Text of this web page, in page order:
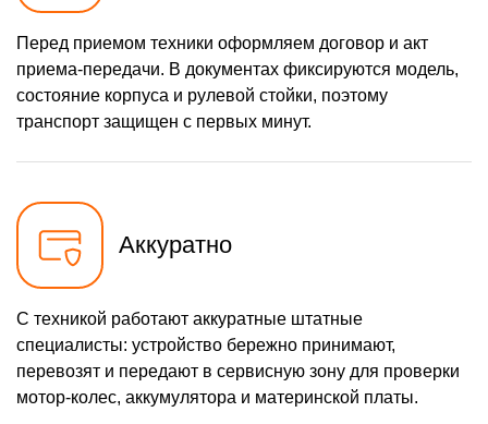
Перед приемом техники оформляем договор и акт
приема-передачи. В документах фиксируются модель,
состояние корпуса и рулевой стойки, поэтому
транспорт защищен с первых минут.
Аккуратно
С техникой работают аккуратные штатные
специалисты: устройство бережно принимают,
перевозят и передают в сервисную зону для проверки
мотор-колес, аккумулятора и материнской платы.